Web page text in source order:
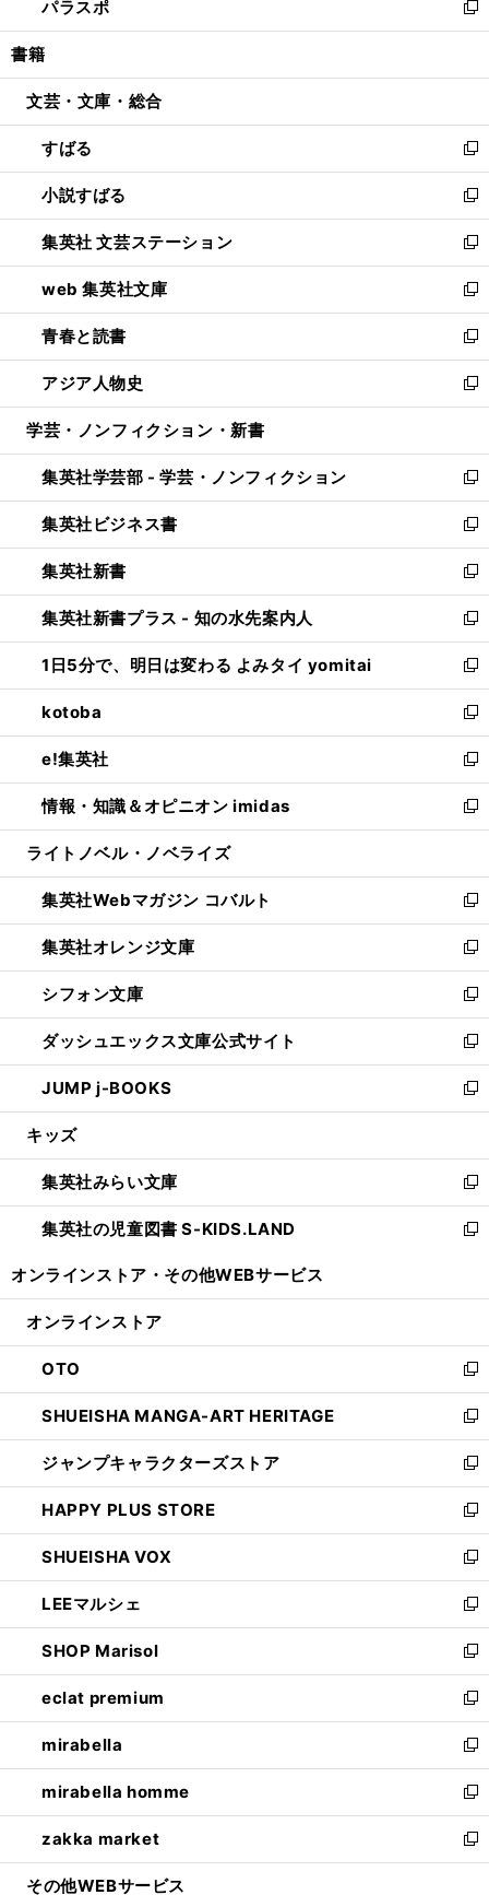
で
開
ド
ウ
開
ィ
ン
ウ
開
く
い
ウ
ン
ウ
で
開
く
パラスポ
新
し
ウ
ン
ド
ウ
で
開
く
書籍
文芸・文庫・総合
すばる
新
し
い
ウ
ィ
ン
ド
ウ
で
開
く
小説すばる
新
し
い
ウ
ィ
ン
ド
ウ
で
開
集英社 文芸ステーション
新
し
い
ウ
ィ
ン
ド
ウ
開
く
web 集英社文庫
新
し
い
ウ
ィ
ン
ウ
で
開
く
青春と読書
新
し
い
ウ
ン
ド
ウ
で
開
く
アジア人物史
新
し
ウ
ィ
ン
ド
ウ
で
開
く
学芸・ノンフィクション・新書
集英社学芸部 - 学芸・ノンフィクション
新
し
い
ウ
ィ
ン
ド
ウ
で
開
く
集英社ビジネス書
新
し
い
ウ
ィ
ン
ド
ウ
で
開
く
集英社新書
新
し
い
ウ
ィ
ン
ド
ウ
で
開
く
集英社新書プラス - 知の水先案内人
新
し
い
ウ
ィ
ン
ド
ウ
で
開
1日5分で、明日は変わる よみタイ yomitai
新
し
い
ウ
ィ
ン
ド
ウ
開
く
kotoba
新
し
い
ウ
ィ
ン
ウ
で
開
く
e!集英社
新
し
い
ウ
ン
ド
ウ
で
開
く
情報・知識＆オピニオン imidas
新
し
ウ
ィ
ン
ド
ウ
で
開
く
ライトノベル・ノベライズ
集英社Webマガジン コバルト
新
し
い
ウ
ィ
ン
ド
ウ
で
開
集英社オレンジ文庫
新
し
い
ウ
ィ
ン
ド
ウ
開
く
シフォン文庫
新
し
い
ウ
ィ
ン
ウ
で
開
く
ダッシュエックス文庫公式サイト
新
し
い
ウ
ン
ド
ウ
で
JUMP j-BOOKS
新
し
ウ
ィ
ン
ド
開
キッズ
集英社みらい文庫
新
し
い
ン
ウ
で
開
く
集英社の児童図書 S-KIDS.LAND
新
ウ
ン
ド
ウ
で
開
く
オンラインストア・ その他WEBサービス
オンラインストア
OTO
新
し
い
ウ
ィ
ン
ド
ウ
で
開
く
SHUEISHA MANGA-ART HERITAGE
新
し
い
ウ
ィ
ン
ド
ウ
で
開
く
ジャンプキャラクターズストア
新
し
い
ウ
ィ
ン
ド
ウ
で
開
く
HAPPY PLUS STORE
新
し
い
ウ
ィ
ン
ド
ウ
で
開
く
SHUEISHA VOX
新
し
い
ウ
ィ
ン
ド
ウ
で
開
く
LEEマルシェ
新
し
い
ウ
ィ
ン
ド
ウ
で
開
く
SHOP Marisol
新
し
い
ウ
ィ
ン
ド
ウ
で
開
eclat premium
新
し
い
ウ
ィ
ン
ド
ウ
mirabella
新
し
い
ウ
ィ
ン
mirabella homme
新
し
い
ウ
zakka market
新
し
その他WEBサービス